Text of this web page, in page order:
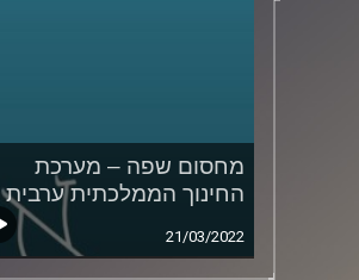
מחסום שפה – מערכת
החינוך הממלכתית ערבית
21/03/2022